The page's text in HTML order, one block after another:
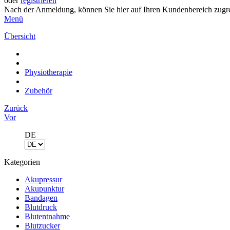
Nach der Anmeldung, können Sie hier auf Ihren Kundenbereich
Menü
Übersicht
Physiotherapie
Zubehör
Zurück
Vor
DE
Kategorien
Akupressur
Akupunktur
Bandagen
Blutdruck
Blutentnahme
Blutzucker